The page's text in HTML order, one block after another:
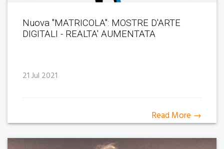
Nuova "MATRICOLA": MOSTRE D'ARTE
DIGITALI - REALTA' AUMENTATA
21 Jul 2021
Read More →